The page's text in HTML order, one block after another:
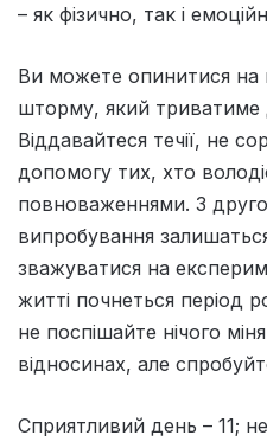
– як фізично, так і
Ви можете опинитися на
шторму, який триватиме
Вiддавайтеся течiї, не
допомогу тих, хто
повноваженнями. З
випробування
зважуватися на
життi почнеться перiод
не поспiшайте нiчого
вiдносинах, але
Сприятливий день – 11;